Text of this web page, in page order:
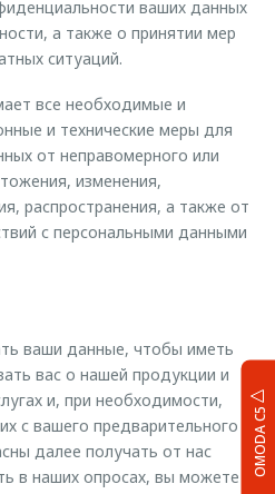
OMODA C5
ваших данных
а также о принятии мер
ситуаций.
все необходимые и
и технические меры для
от неправомерного или
изменения,
распространения, а также от
с персональными данными
ваши данные, чтобы иметь
вас о нашей продукции и
и, при необходимости,
с вашего предварительного
далее получать от нас
в наших опросах, вы можете в